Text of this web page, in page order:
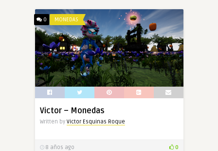
0 MONEDAS
Victor – Monedas
Written by Victor Esquinas Roque
8 años ago 0